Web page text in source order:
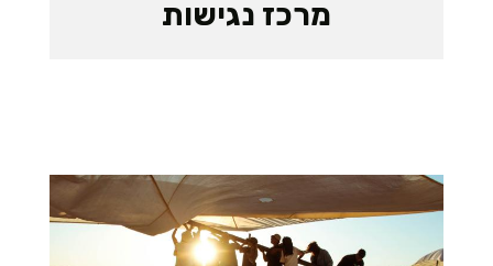
מרכז נגישות